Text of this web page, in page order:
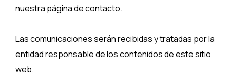
nuestra página de contacto.
Las comunicaciones serán recibidas y tratadas por la
entidad responsable de los contenidos de este sitio
web.